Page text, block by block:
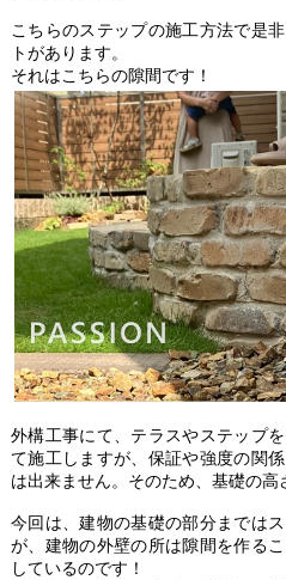
こちらのステップの施工方法で是
トがあります。
それはこちらの隙間です！
外構工事にて、テラスやステップ
て施工しますが、保証や強度の関
は出来ません。そのため、基礎の高
今回は、建物の基礎の部分までは
が、建物の外壁の所は隙間を作る
しているのです！